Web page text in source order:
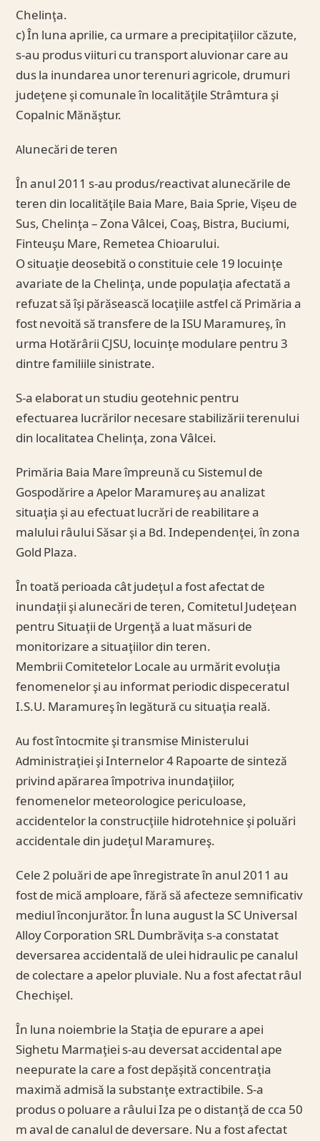
Chelinţa.
c) În luna aprilie, ca urmare a precipitaţiilor căzute,
s-au produs viituri cu transport aluvionar care au
dus la inundarea unor terenuri agricole, drumuri
judeţene şi comunale în localităţile Strâmtura şi
Copalnic Mănăştur.
Alunecări de teren
În anul 2011 s-au produs/reactivat alunecările de
teren din localităţile Baia Mare, Baia Sprie, Vişeu de
Sus, Chelinţa – Zona Vâlcei, Coaş, Bistra, Buciumi,
Finteuşu Mare, Remetea Chioarului.
O situaţie deosebită o constituie cele 19 locuinţe
avariate de la Chelinţa, unde populaţia afectată a
refuzat să îşi părăsească locaţiile astfel că Primăria a
fost nevoită să transfere de la ISU Maramureş, în
urma Hotărârii CJSU, locuinţe modulare pentru 3
dintre familiile sinistrate.
S-a elaborat un studiu geotehnic pentru
efectuarea lucrărilor necesare stabilizării terenului
din localitatea Chelinţa, zona Vâlcei.
Primăria Baia Mare împreună cu Sistemul de
Gospodărire a Apelor Maramureş au analizat
situaţia şi au efectuat lucrări de reabilitare a
malului râului Săsar şi a Bd. Independenţei, în zona
Gold Plaza.
În toată perioada cât judeţul a fost afectat de
inundaţii şi alunecări de teren, Comitetul Judeţean
pentru Situaţii de Urgenţă a luat măsuri de
monitorizare a situaţiilor din teren.
Membrii Comitetelor Locale au urmărit evoluţia
fenomenelor şi au informat periodic dispeceratul
I.S.U. Maramureş în legătură cu situaţia reală.
Au fost întocmite şi transmise Ministerului
Administraţiei şi Internelor 4 Rapoarte de sinteză
privind apărarea împotriva inundaţiilor,
fenomenelor meteorologice periculoase,
accidentelor la construcţiile hidrotehnice şi poluări
accidentale din judeţul Maramureş.
Cele 2 poluări de ape înregistrate în anul 2011 au
fost de mică amploare, fără să afecteze semnificativ
mediul înconjurător. În luna august la SC Universal
Alloy Corporation SRL Dumbrăviţa s-a constatat
deversarea accidentală de ulei hidraulic pe canalul
de colectare a apelor pluviale. Nu a fost afectat râul
Chechişel.
În luna noiembrie la Staţia de epurare a apei
Sighetu Marmaţiei s-au deversat accidental ape
neepurate la care a fost depăşită concentraţia
maximă admisă la substanţe extractibile. S-a
produs o poluare a râului Iza pe o distanţă de cca 50
m aval de canalul de deversare. Nu a fost afectat